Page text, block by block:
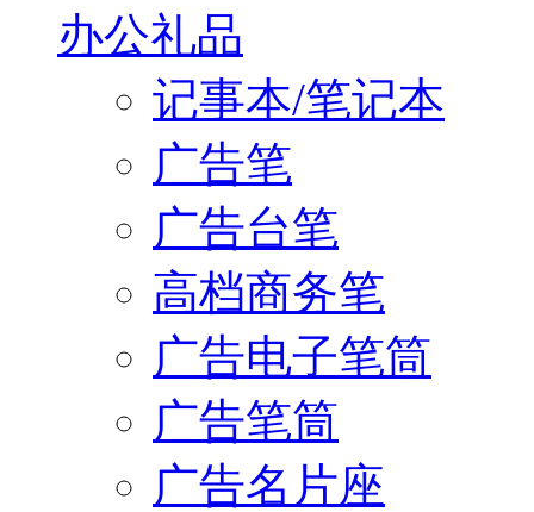
办公礼品
记事本/笔记本
广告笔
广告台笔
高档商务笔
广告电子笔筒
广告笔筒
广告名片座